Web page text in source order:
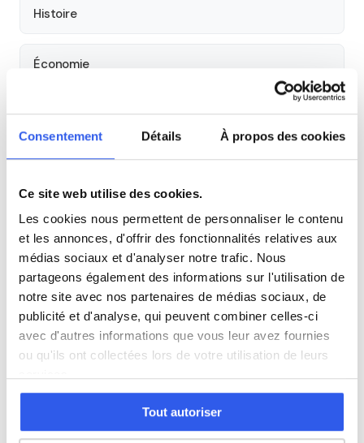
Consentement Détails À propos des cookies
Ce site web utilise des cookies.
Les cookies nous permettent de personnaliser le contenu
et les annonces, d'offrir des fonctionnalités relatives aux
médias sociaux et d'analyser notre trafic. Nous
partageons également des informations sur l'utilisation de
notre site avec nos partenaires de médias sociaux, de
publicité et d'analyse, qui peuvent combiner celles-ci
avec d'autres informations que vous leur avez fournies
ou qu'ils ont collectées lors de votre utilisation de leurs
Tout autoriser
Histoire
Économie
Espagnol
Allemand
Cours par niveau
Seconde Première Terminale
Autres lycées à proximité
Lycée Jeanne d'Arc
Lycée Marguerite Yourcenar
Morangis